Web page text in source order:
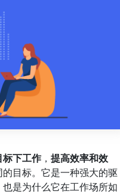
标下工作，提高效率和效
目标。它是一种强大的驱
是为什么它在工作场所如